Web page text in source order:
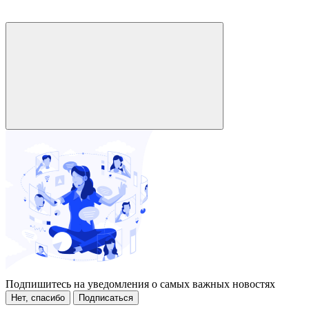
Подпишитесь на уведомления о самых важных новостях
Нет, спасибо Подписаться